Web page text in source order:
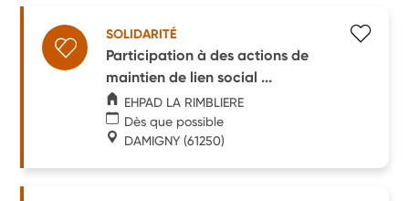
SOLIDARITÉ
Participation à des actions de
maintien de lien social ...
EHPAD LA RIMBLIERE
Dès que possible
DAMIGNY (61250)